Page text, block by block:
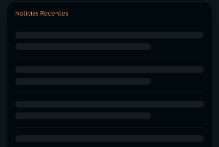
Notícias Recentes